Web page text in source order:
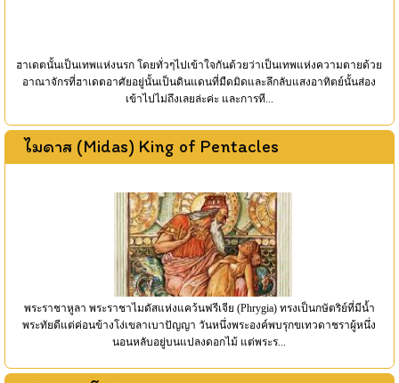
ฮาเดตนั้นเป็นเทพแห่งนรก โดยทั่วๆไปเข้าใจกันด้วยว่าเป็นเทพแห่งความตายด้วย
อาณาจักรที่ฮาเดตอาศัยอยู่นั้นเป็นดินแดนที่มืดมิดและลึกลับแสงอาทิตย์นั้นส่อง
เข้าไปไม่ถึงเลยล่ะค่ะ และการที...
ไมดาส (Midas) King of Pentacles
พระราชาหูลา พระราชาไมดัสแห่งแคว้นฟรีเจีย (Phrygia) ทรงเป็นกษัตริย์ที่มีน้ำ
พระทัยดีแต่ค่อนข้างโง่เขลาเบาปัญญา วันหนึ่งพระองค์พบรุกขเทวดาชราผู้หนึ่ง
นอนหลับอยู่บนแปลงดอกไม้ แต่พระร...